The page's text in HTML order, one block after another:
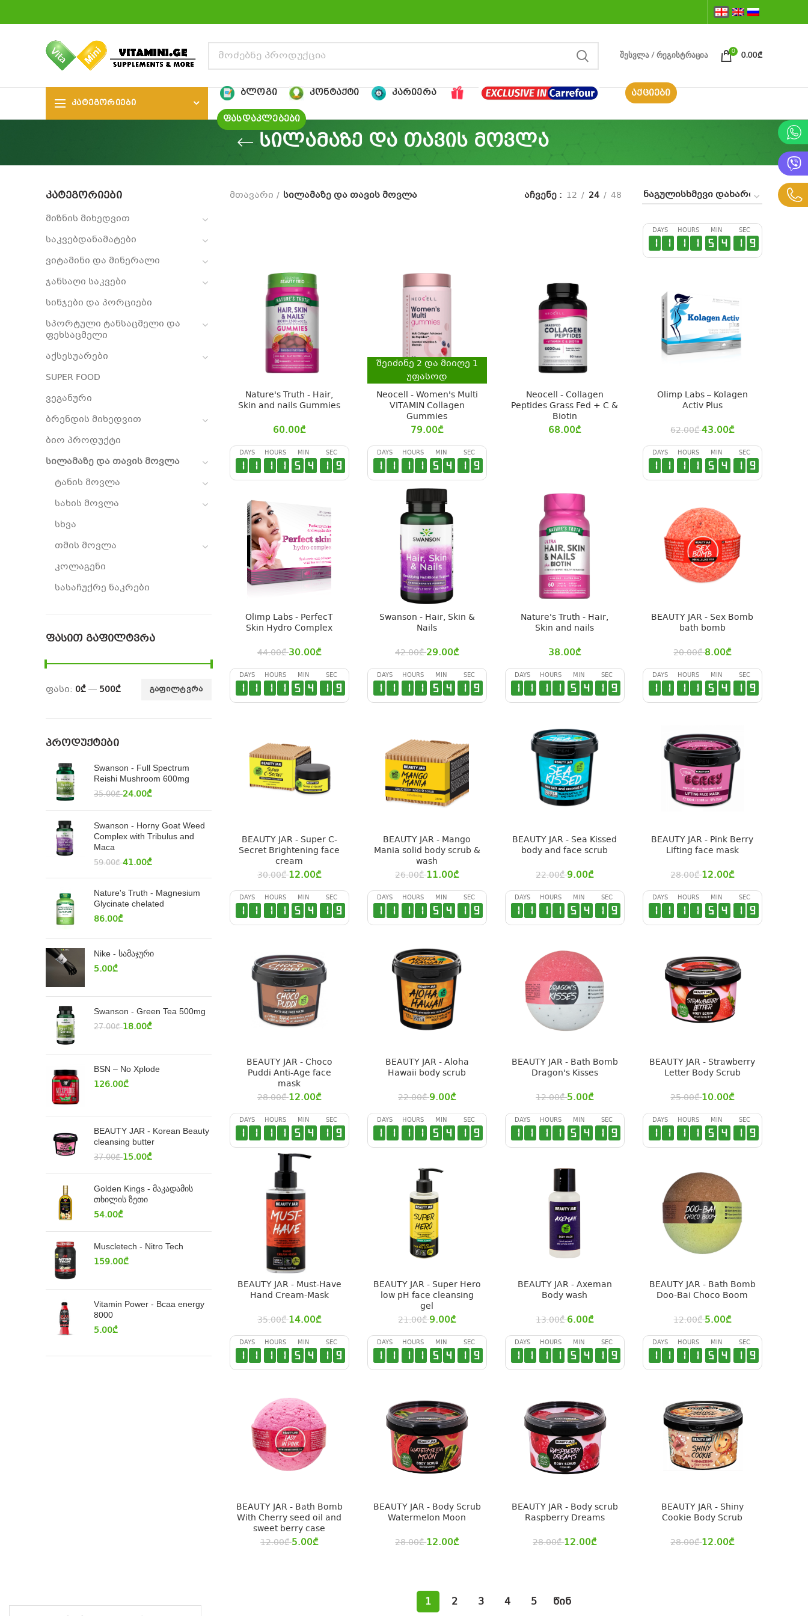
ᲨᲔᲡᲕᲚᲐ / ᲠᲔᲒᲘᲡᲢᲠᲐᲪᲘᲐ
0
0.00₾
ᲙᲐᲢᲔᲒᲝᲠᲘᲔᲑᲘ
ᲑᲚᲝᲒᲘ ᲙᲝᲜᲢᲐᲥᲢᲘ ᲙᲐᲠᲘᲔᲠᲐ
ᲐᲥᲪᲘᲔᲑᲘ
ᲤᲐᲡᲓᲐᲙᲚᲔᲑᲔᲑᲘ
სილამაზე და თავის მოვლა
ᲙᲐᲢᲔᲒᲝᲠᲘᲔᲑᲘ
მიზნის მიხედვით
საკვებდანამატები
ვიტამინი და მინერალი
ჯანსაღი საკვები
სინჯები და პორციები
სპორტული ტანსაცმელი და
ფეხსაცმელი
აქსესუარები
SUPER FOOD
ვეგანური
ბრენდის მიხედვით
ბიო პროდუქტი
სილამაზე და თავის მოვლა
ტანის მოვლა
სახის მოვლა
სხვა
თმის მოვლა
კოლაგენი
სასაჩუქრე ნაკრები
ᲤᲐᲡᲘᲗ ᲒᲐᲤᲘᲚᲢᲕᲠᲐ
ᲒᲐᲤᲘᲚᲢᲕᲠᲐ
ფასი: 0₾— 500₾
ᲞᲠᲝᲓᲣᲥᲢᲔᲑᲘ
Swanson - Full Spectrum
Reishi Mushroom 600mg
35.00₾ 24.00₾
Swanson - Horny Goat Weed
Complex with Tribulus and
Maca
59.00₾ 41.00₾
Nature's Truth - Magnesium
Glycinate chelated
86.00₾
Nike - სამაჯური
5.00₾
Swanson - Green Tea 500mg
27.00₾ 18.00₾
BSN – No Xplode
126.00₾
BEAUTY JAR - Korean Beauty
cleansing butter
37.00₾ 15.00₾
Golden Kings - მაკადამის
თხილის ზეთი
54.00₾
Muscletech - Nitro Tech
159.00₾
Vitamin Power - Bcaa energy
8000
5.00₾
მთავარი სილამაზე და თავის მოვლა აჩვენე 12 24 48
Nature's Truth - Hair,
Skin and nails Gummies
60.00₾
შეიძინე 2 და მიიღე 1
უფასოდ
Neocell - Women's Multi
VITAMIN Collagen
Gummies
79.00₾
Neocell - Collagen
Peptides Grass Fed + C &
Biotin
68.00₾
DAYS
1 1
HOURS
1 1
MIN
5 4
SEC
1 9
Olimp Labs – Kolagen
Activ Plus
62.00₾43.00₾
DAYS
1 1
HOURS
1 1
MIN
5 4
SEC
1 9
Olimp Labs - PerfecT
Skin Hydro Complex
44.00₾ 30.00₾
DAYS
1 1
HOURS
1 1
MIN
5 4
SEC
1 9
Swanson - Hair, Skin &
Nails
42.00₾ 29.00₾
Nature's Truth - Hair,
Skin and nails
38.00₾
DAYS
1 1
HOURS
1 1
MIN
5 4
SEC
1 9
BEAUTY JAR - Sex Bomb
bath bomb
20.00₾8.00₾
DAYS
1 1
HOURS
1 1
MIN
5 4
SEC
1 9
BEAUTY JAR - Super C-
Secret Brightening face
cream
30.00₾ 12.00₾
DAYS
1 1
HOURS
1 1
MIN
5 4
SEC
1 9
BEAUTY JAR - Mango
Mania solid body scrub &
wash
26.00₾ 11.00₾
DAYS
1 1
HOURS
1 1
MIN
5 4
SEC
1 9
BEAUTY JAR - Sea Kissed
body and face scrub
22.00₾ 9.00₾
DAYS
1 1
HOURS
1 1
MIN
5 4
SEC
1 9
BEAUTY JAR - Pink Berry
Lifting face mask
28.00₾12.00₾
DAYS
1 1
HOURS
1 1
MIN
5 4
SEC
1 9
BEAUTY JAR - Choco
Puddi Anti-Age face
mask
28.00₾ 12.00₾
DAYS
1 1
HOURS
1 1
MIN
5 4
SEC
1 9
BEAUTY JAR - Aloha
Hawaii body scrub
22.00₾ 9.00₾
DAYS
1 1
HOURS
1 1
MIN
5 4
SEC
1 9
BEAUTY JAR - Bath Bomb
Dragon's Kisses
12.00₾ 5.00₾
DAYS
1 1
HOURS
1 1
MIN
5 4
SEC
1 9
BEAUTY JAR - Strawberry
Letter Body Scrub
25.00₾10.00₾
DAYS
1 1
HOURS
1 1
MIN
5 4
SEC
1 9
BEAUTY JAR - Must-Have
Hand Cream-Mask
35.00₾ 14.00₾
DAYS
1 1
HOURS
1 1
MIN
5 4
SEC
1 9
BEAUTY JAR - Super Hero
low pH face cleansing
gel
21.00₾ 9.00₾
DAYS
1 1
HOURS
1 1
MIN
5 4
SEC
1 9
BEAUTY JAR - Axeman
Body wash
13.00₾ 6.00₾
DAYS
1 1
HOURS
1 1
MIN
5 4
SEC
1 9
BEAUTY JAR - Bath Bomb
Doo-Bai Choco Boom
12.00₾5.00₾
DAYS
1 1
HOURS
1 1
MIN
5 4
SEC
1 9
BEAUTY JAR - Bath Bomb
With Cherry seed oil and
sweet berry case
12.00₾ 5.00₾
DAYS
1 1
HOURS
1 1
MIN
5 4
SEC
1 9
BEAUTY JAR - Body Scrub
Watermelon Moon
28.00₾ 12.00₾
DAYS
1 1
HOURS
1 1
MIN
5 4
SEC
1 9
BEAUTY JAR - Body scrub
Raspberry Dreams
28.00₾ 12.00₾
DAYS
1 1
HOURS
1 1
MIN
5 4
SEC
1 9
BEAUTY JAR - Shiny
Cookie Body Scrub
28.00₾12.00₾
1 2 3 4 5 წინ